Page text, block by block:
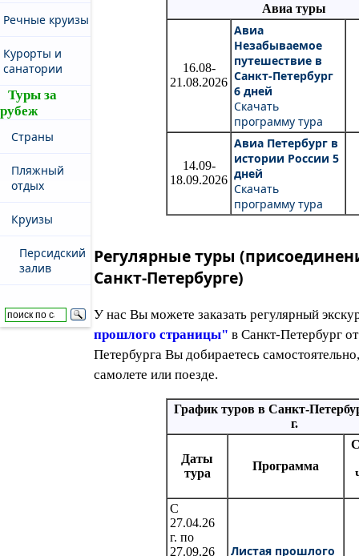
Речные круизы
Курорты и
санатории
Туры за
рубеж
Страны
Пляжный
отдых
Круизы
Персидский
залив
Авиа туры
16.08-
21.08.2026
Авиа
Незабываемое
путешествие в
Санкт-Петербург
6 дней
Скачать
программу тура
14.09-
18.09.2026
Авиа Петербург в
истории России 5
дней
Скачать
программу тура
Регулярные туры
Санкт-Петербурге)
У нас Вы можете заказать регулярный
прошлого страницы" в Санкт-Петербург
Петербурга Вы добираетесь
самолете или поезде.
График туров в Санкт-
г.
Даты
тура
Программа
С
27.04.26
г. по
27.09.26
Листая прошлого